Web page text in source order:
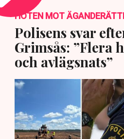
HOTEN MOT
Polisens svar
Grimsås: ”Flera
och avlägsnats”